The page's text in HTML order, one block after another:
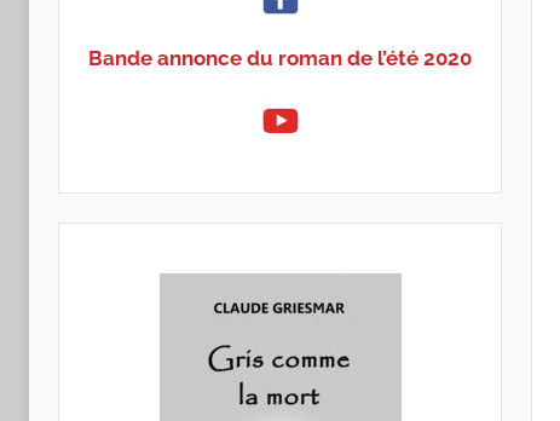
Bande annonce du roman de l’été 2020